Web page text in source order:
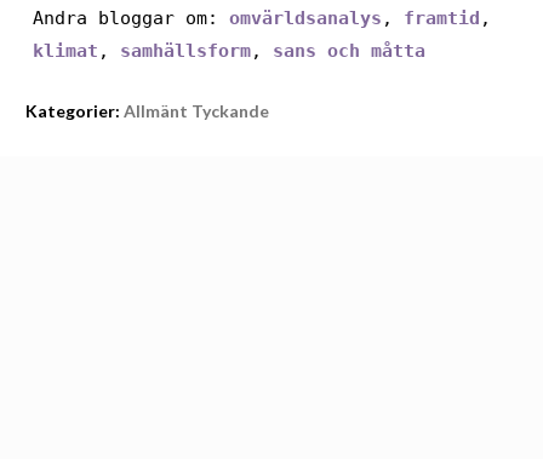
Andra bloggar om: omvärldsanalys , framtid ,
klimat , samhällsform, sans och måtta
Kategorier: Allmänt Tyckande